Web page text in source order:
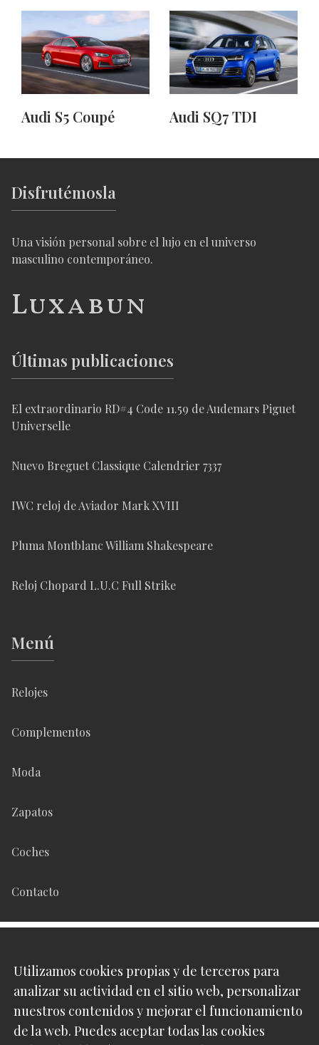
Audi S5 Coupé Audi SQ7 TDI
Disfrutémosla
Una visión personal sobre el lujo en el universo
masculino contemporáneo.
Luxabun
Últimas publicaciones
El extraordinario RD#4 Code 11.59 de Audemars Piguet
Universelle
Nuevo Breguet Classique Calendrier 7337
IWC reloj de Aviador Mark XVIII
Pluma Montblanc William Shakespeare
Reloj Chopard L.U.C Full Strike
Menú
Relojes
Complementos
Moda
Zapatos
Coches
Contacto
Pinterest
Instagram
Utilizamos cookies propias y de terceros para
analizar su actividad en el sitio web, personalizar
nuestros contenidos y mejorar el funcionamiento
de la web. Puedes aceptar todas las cookies